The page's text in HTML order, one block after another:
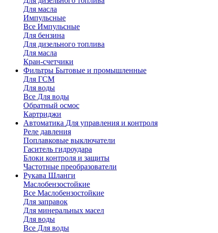
Для масла
Импульсные
Все Импульсные
Для бензина
Для дизельного топлива
Для масла
Кран-счетчики
Фильтры Бытовые и промышленные
Для ГСМ
Для воды
Все Для воды
Обратный осмос
Картриджи
Автоматика Для управления и контроля
Реле давления
Поплавковые выключатели
Гаситель гидроудара
Блоки контроля и защиты
Частотные преобразователи
Рукава Шланги
Маслобензостойкие
Все Маслобензостойкие
Для заправок
Для минеральных масел
Для воды
Все Для воды